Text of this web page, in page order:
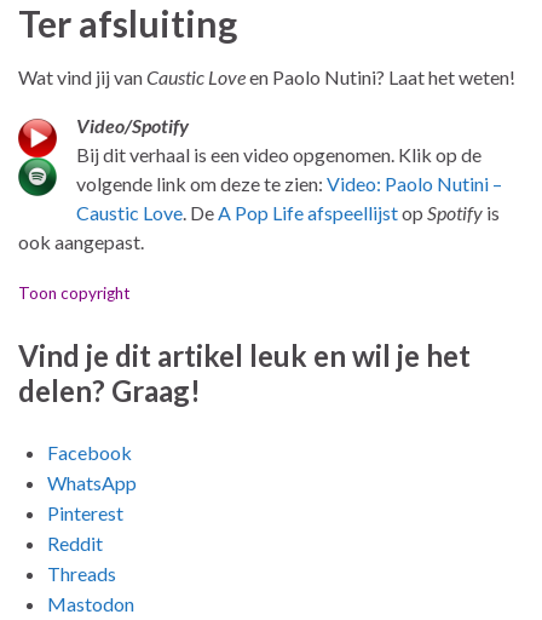
Ter afsluiting
Wat vind jij vanCaustic Loveen Paolo Nutini? Laat het weten!
Video/Spotify
Bij dit verhaal is een video opgenomen. Klik op de
volgende link om deze te zien: Video: Paolo Nutini –
Caustic Love . De A Pop Life afspeellijstop Spotify is
ook aangepast.
Toon copyright
Vind je dit artikel leuk en wil je het
delen? Graag!
Facebook
WhatsApp
Pinterest
Reddit
Threads
Mastodon